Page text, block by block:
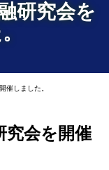
研究会を
催しました。
究会を開催